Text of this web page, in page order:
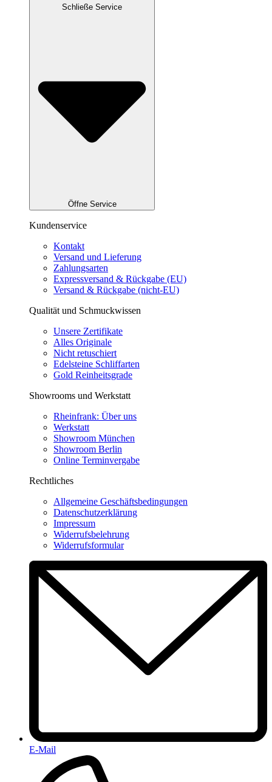
Schließe Service
Öffne Service
Kundenservice
Kontakt
Versand und Lieferung
Zahlungsarten
Expressversand & Rückgabe (EU)
Versand & Rückgabe (nicht-EU)
Qualität und Schmuckwissen
Unsere Zertifikate
Alles Originale
Nicht retuschiert
Edelsteine Schliffarten
Gold Reinheitsgrade
Showrooms und Werkstatt
Rheinfrank: Über uns
Werkstatt
Showroom München
Showroom Berlin
Online Terminvergabe
Rechtliches
Allgemeine Geschäftsbedingungen
Datenschutzerklärung
Impressum
Widerrufsbelehrung
Widerrufsformular
E-Mail